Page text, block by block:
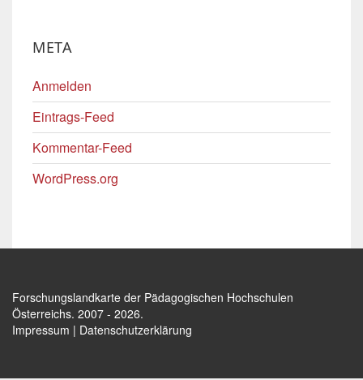
META
Anmelden
Eintrags-Feed
Kommentar-Feed
WordPress.org
Forschungslandkarte der Pädagogischen Hochschulen
Österreichs. 2007 - 2026.
Impressum | Datenschutzerklärung